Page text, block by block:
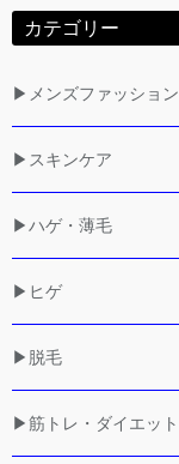
カテゴリー
▶メンズファッション
▶スキンケア
▶ハゲ・薄毛
▶ヒゲ
▶脱毛
▶筋トレ・ダイエット